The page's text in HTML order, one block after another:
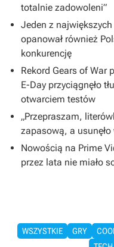
totalnie zadowoleni”
Jeden z
opanował również
konkurencję
Rekord Gears of War
E-Day przyciągnęło
otwarciem testów
„Przepraszam,
zapasową, a
Nowością na Prime
przez lata nie miało
WSZYSTKIE GRY